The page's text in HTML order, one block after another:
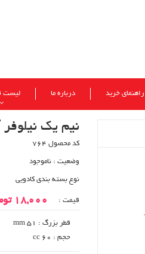
راهنمای خرید درباره ما لیست
نیم یک نیلوفر
کد محصول 764
وضعیت : ناموجود
نوع بسته بندی کادویی
قیمت : 18,000 تومان
قطر بزرگ : 51 mm
حجم : 60 cc